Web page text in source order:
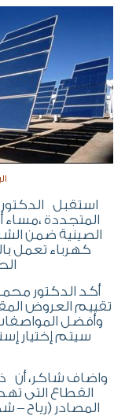
استقبل
المتجددة ،مساء
الصينية ضمن
أكد الدكتور
تقييم العروض
وأفضل
سيتم إختيار
واضاف شاكر، أن
القطاع التى
المصادر (رياح